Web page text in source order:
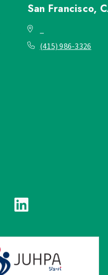
San Francisco,
(415) 986-3326